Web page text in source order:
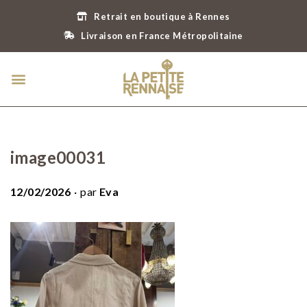
Retrait en boutique à Rennes
Livraison en France Métropolitaine
image00031
P
b
é
12/02/2026 par Eva